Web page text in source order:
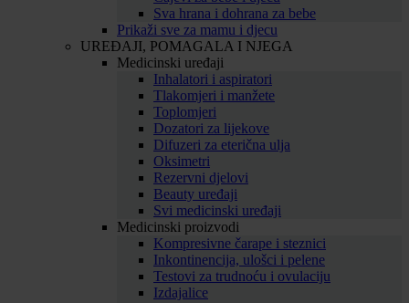
Sva hrana i dohrana za bebe
Prikaži sve za mamu i djecu
UREĐAJI, POMAGALA I NJEGA
Medicinski uređaji
Inhalatori i aspiratori
Tlakomjeri i manžete
Toplomjeri
Dozatori za lijekove
Difuzeri za eterična ulja
Oksimetri
Rezervni djelovi
Beauty uređaji
Svi medicinski uređaji
Medicinski proizvodi
Kompresivne čarape i steznici
Inkontinencija, ulošci i pelene
Testovi za trudnoću i ovulaciju
Izdajalice